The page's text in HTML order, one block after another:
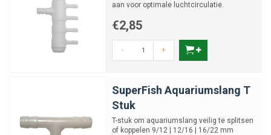
aan voor optimale luchtcirculatie.
€2,85
- +
SuperFish Aquariumslang T
Stuk
T-stuk om aquariumslang veilig te splitsen
of koppelen 9/12 | 12/16 | 16/22 mm